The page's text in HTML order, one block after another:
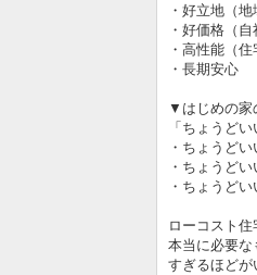
・好立地（
・好価格（
・高性能（
・長期安心
▼はじめの家
「ちょうどい
・ちょうど
・ちょうど
・ちょうど
ローコスト住
本当に必要な
すぎるほどが